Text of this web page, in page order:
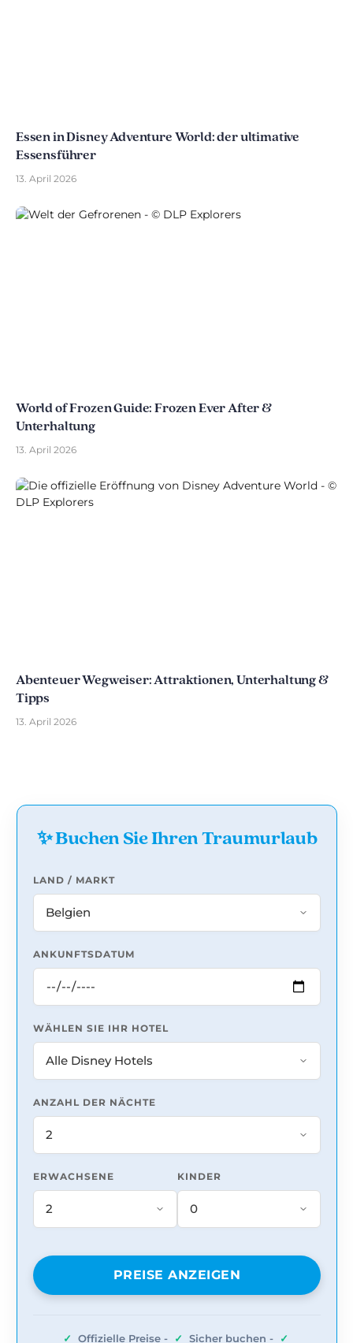
Essen in Disney Adventure World: der ultimative
Essensführer
13. April 2026
World of Frozen Guide: Frozen Ever After &
Unterhaltung
13. April 2026
Abenteuer Wegweiser: Attraktionen, Unterhaltung &
Tipps
13. April 2026
✨ Buchen Sie Ihren Traumurlaub
LAND / MARKT
ANKUNFTSDATUM
WÄHLEN SIE IHR HOTEL
ANZAHL DER NÄCHTE
ERWACHSENE KINDER
PREISE ANZEIGEN
✓ Offizielle Preise - ✓ Sicher buchen -
✓